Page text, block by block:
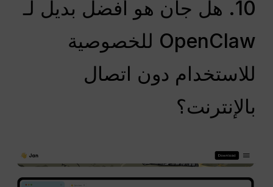
10. هل جان هو أفضل بديل لـ
OpenClaw للخصوصية
للاستخدام دون اتصال
بالإنترنت؟